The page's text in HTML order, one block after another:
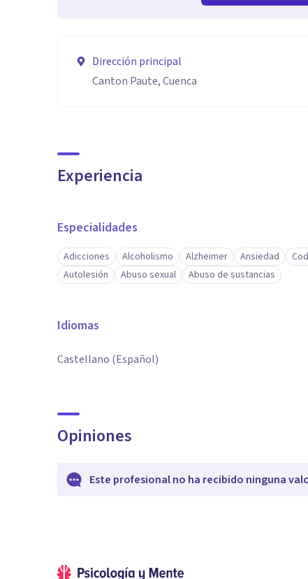
Dirección principal
Canton Paute, Cuenca
Experiencia
Especialidades
Adicciones Alcoholismo Alzheimer Ansiedad
Autolesión
Abuso sexual Abuso de sustancias
Idiomas
Castellano (Español)
Opiniones
Este profesional no ha recibido ninguna